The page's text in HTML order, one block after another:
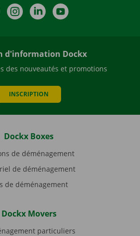
FacebookInstagramLinkedIn
d'information Dockx
des nouveautés et promotions
INSCRIPTION
Dockx Boxes
de déménagement
de déménagement
de déménagement
Dockx Movers
particuliers